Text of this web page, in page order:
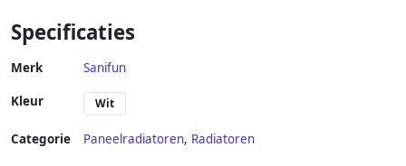
Specificaties
Merk Sanifun
Kleur Wit
Categorie Paneelradiatoren, Radiatoren